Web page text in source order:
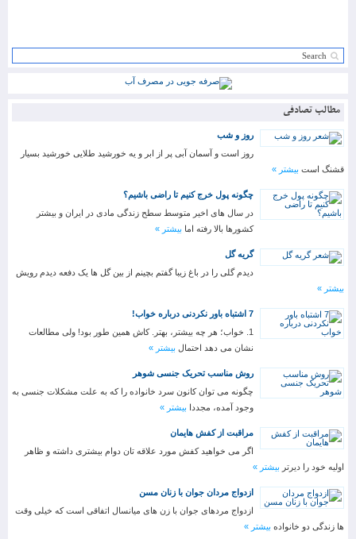
مطالب تصادفی
روز و شب
روز است و آسمان آبی پر از ابر و یه خورشید طلایی خورشید بسیار
قشنگ است بیشتر »
چگونه پول خرج کنیم تا راضی باشیم؟
در سال های اخیر متوسط سطح زندگی مادی در ایران و بیشتر
کشورها بالا رفته اما بیشتر »
گریه گل
دیدم گلی را در باغ زیبا گفتم بچینم از بین گل ها یک دفعه دیدم رویش
بیشتر »
7 اشتباه باور نکردنی درباره خواب!
1. خواب؛ هر چه بیشتر، بهتر. کاش همین طور بود! ولی مطالعات
نشان می دهد احتمال بیشتر »
روش مناسب تحریک جنسی شوهر
چگونه می توان کانون سرد خانواده را که به علت مشکلات جنسی به
وجود آمده، مجددا بیشتر »
مراقبت از کفش هایمان
اگر می خواهید کفش مورد علاقه تان دوام بیشتری داشته و ظاهر
اولیه خود را دیرتر بیشتر »
ازدواج مردان جوان با زنان مسن
ازدواج مردهای جوان با زن های میانسال اتفاقی است که خیلی وقت
ها زندگی دو خانواده بیشتر »